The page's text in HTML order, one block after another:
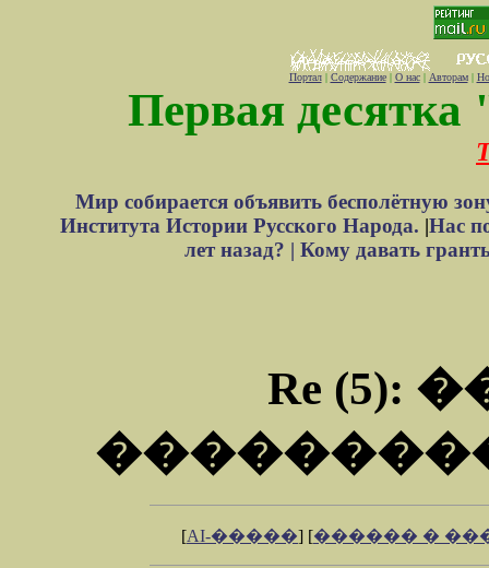
Портал| Содержание| О нас| Авторам|
Первая десятка
Мир собирается объявить бесполётную
Института Истории Русского Народа. |Нас
лет назад? | Кому давать
Re (5):
[AI-�����] [������ �